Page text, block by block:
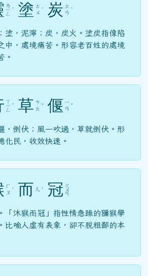
ㄌ
ㄧ
ㄥ
ˊ 塗 ㄊ
ㄨ ˊ 炭 ㄊ
ㄢ ˋ
塗，泥濘；炭，炭火。塗炭指像陷
中，處境痛苦。形容老百姓的處境
。
ㄒ
ㄧ
ㄥ
ˊ 草 ㄘ
ㄠ ˇ 偃 ㄧ
ㄢ ˇ
，倒伏；風一吹過，草就倒伏。形
化民，收效快速。
ㄏ
ㄡ ˊ 而 ㄦ ˊ 冠 ㄍ
ㄨ
ㄢ
「沐猴而冠」指性情急躁的獼猴學
比喻人虛有表象，卻不脫粗鄙的本